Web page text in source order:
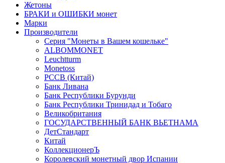
Жетоны
БРАКИ и ОШИБКИ монет
Марки
Производители
Серия "Монеты в Вашем кошельке"
ALBOMMONET
Leuchtturm
Monetoss
PCCB (Китай)
Банк Ливана
Банк Республики Бурунди
Банк Республики Тринидад и Тобаго
Великобритания
ГОСУДАРСТВЕННЫЙ БАНК ВЬЕТНАМА
ДетСтандарт
Китай
КоллекционерЪ
Королевский монетный двор Испании